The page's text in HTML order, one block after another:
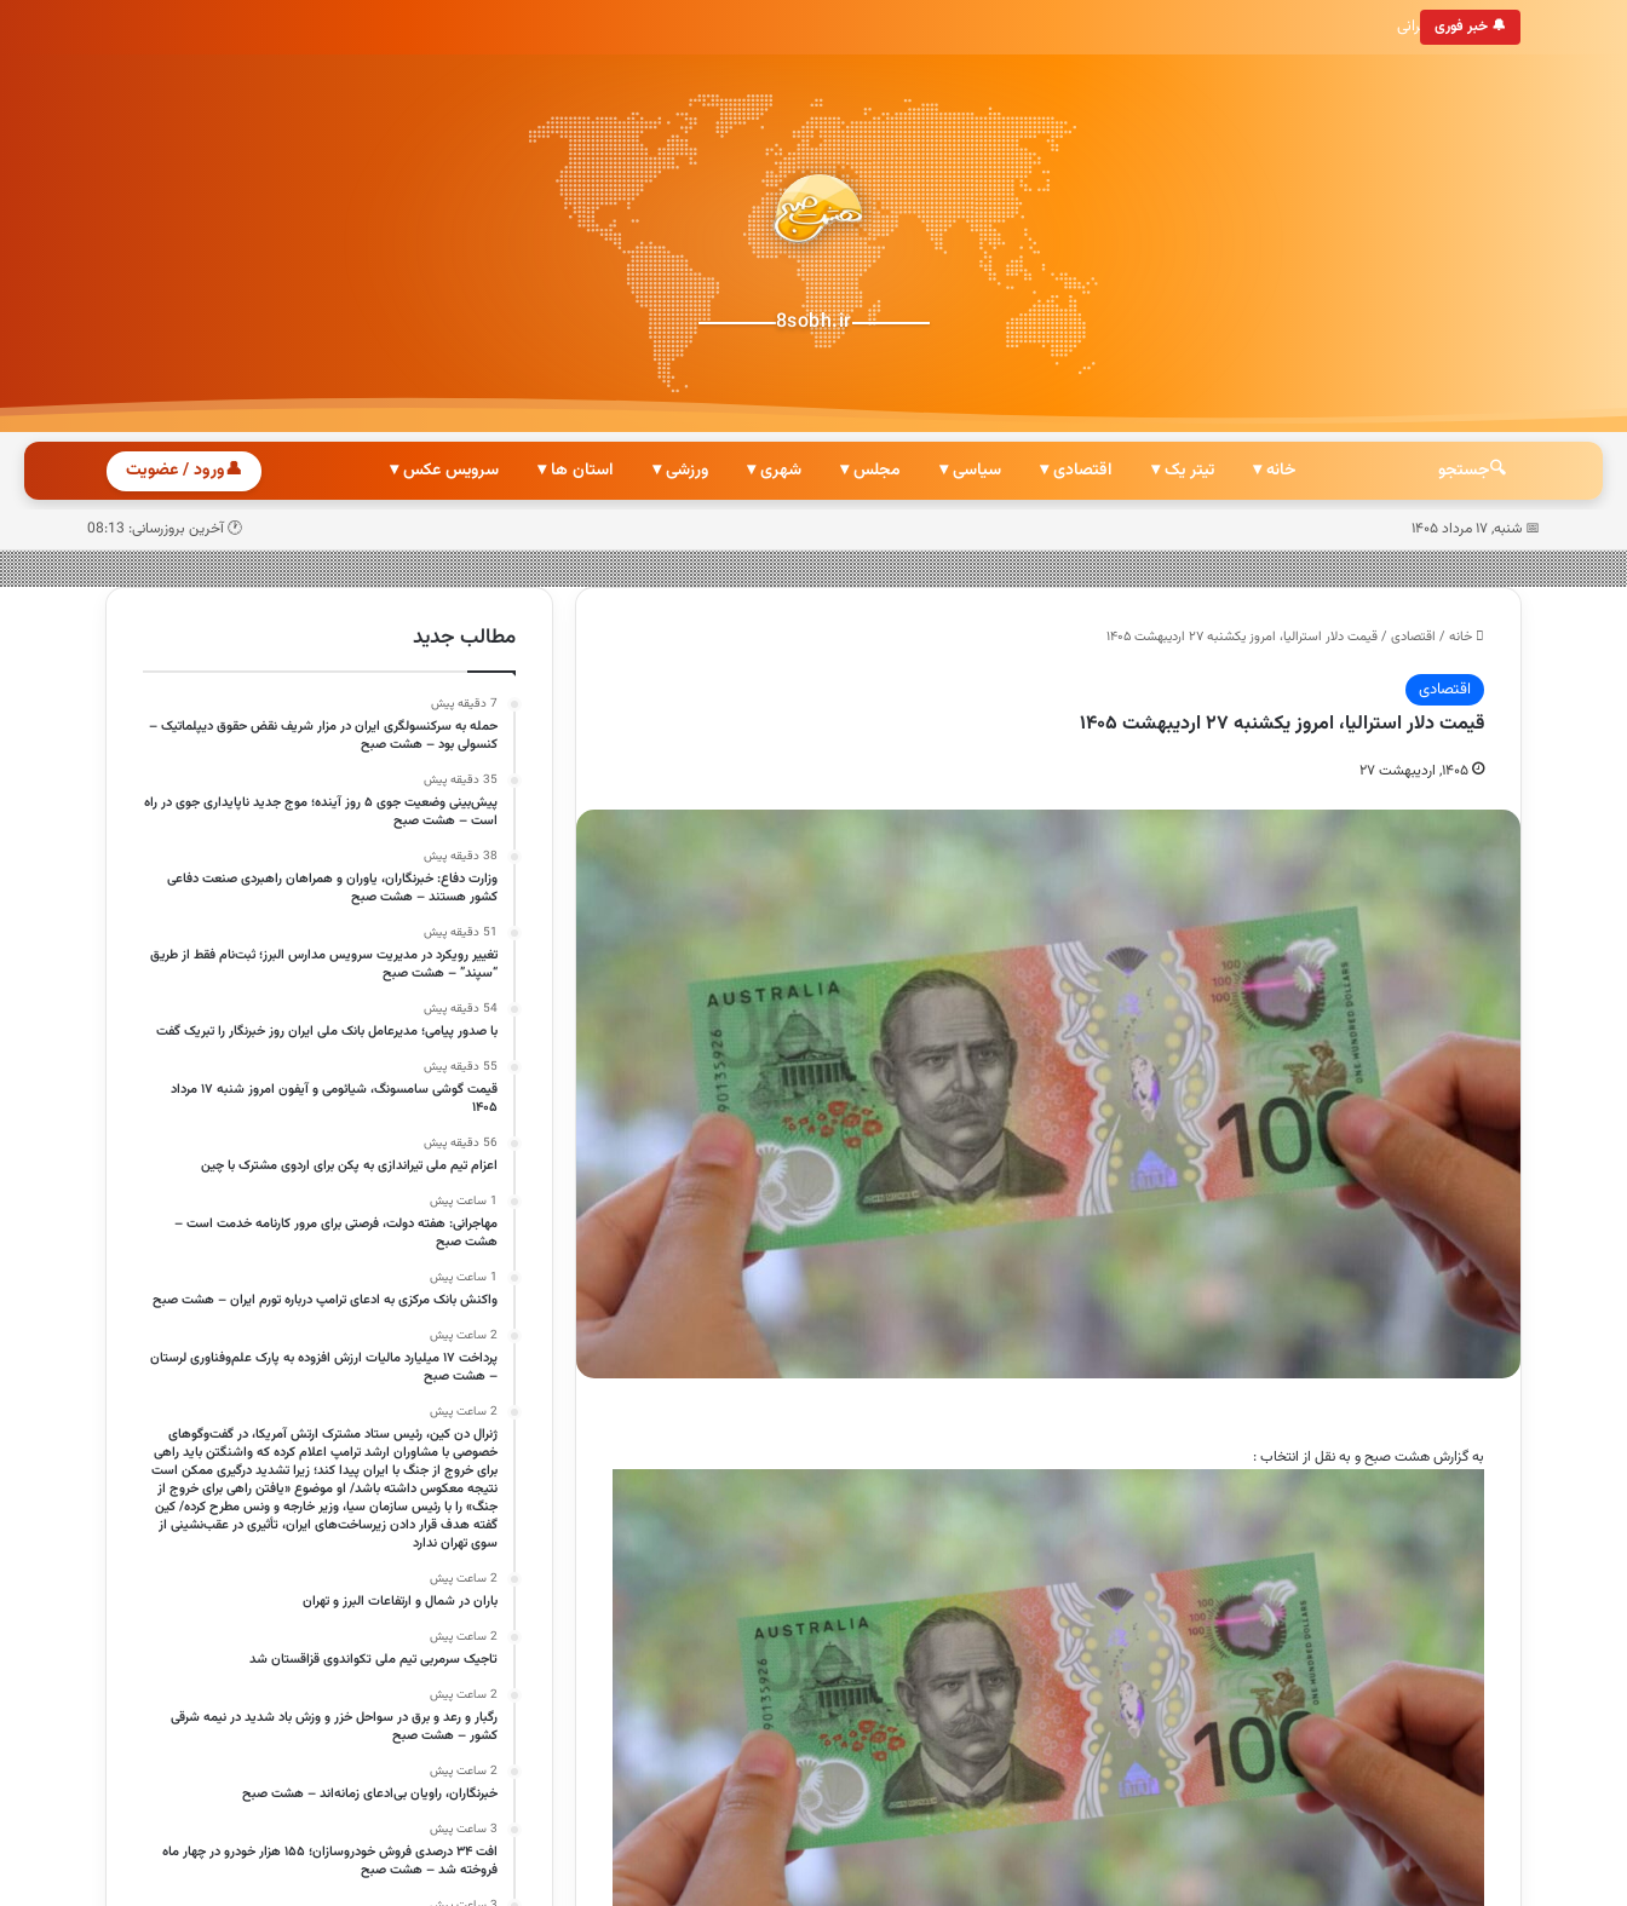
🔔 خبر فوری• به‌روزترین خبرگزاری ایرانی
8sobh.ir
🔍جستجو خانه ▾ تیتر یک ▾ اقتصادی ▾ سیاسی ▾ مجلس ▾ شهری ▾ ورزشی ▾ استان ها ▾ سرویس عکس ▾ 👤ورود / عضویت
📅 شنبه, ۱۷ مرداد ۱۴۰۵ 🕐 آخرین بروزرسانی: 08:13
خانه / اقتصادی /قیمت دلار استرالیا، امروز یکشنبه ۲۷ اردیبهشت ۱۴۰۵
اقتصادی
قیمت دلار استرالیا، امروز یکشنبه ۲۷ اردیبهشت ۱۴۰۵
۱۴۰۵, اردیبهشت ۲۷
به گزارش هشت صبح و به نقل از انتخاب :
مطالب جدید
7 دقیقه پیش
حمله به سرکنسولگری ایران در مزار شریف نقض حقوق دیپلماتیک –
کنسولی بود – هشت صبح
35 دقیقه پیش
پیش‌بینی وضعیت جوی ۵ روز آینده؛ موج جدید ناپایداری جوی در راه
است – هشت صبح
38 دقیقه پیش
وزارت دفاع: خبرنگاران، یاوران و همراهان راهبردی صنعت دفاعی
کشور هستند – هشت صبح
51 دقیقه پیش
تغییر رویکرد در مدیریت سرویس مدارس البرز؛ ثبت‌نام‌ فقط از طریق
“سپند” – هشت صبح
54 دقیقه پیش
با صدور پیامی؛ مدیرعامل بانک ملی ایران روز خبرنگار را تبریک گفت
55 دقیقه پیش
قیمت گوشی سامسونگ، شیائومی و آیفون امروز شنبه ۱۷ مرداد
۱۴۰۵
56 دقیقه پیش
اعزام تیم ملی تیراندازی به پکن برای اردوی مشترک با چین
1 ساعت پیش
مهاجرانی: هفته دولت، فرصتی برای مرور کارنامه خدمت است –
هشت صبح
1 ساعت پیش
واکنش بانک مرکزی به ادعای ترامپ درباره تورم ایران – هشت صبح
2 ساعت پیش
پرداخت ۱۷ میلیارد مالیات ارزش افزوده به پارک علم‌وفناوری لرستان
– هشت صبح
2 ساعت پیش
ژنرال دن کین، رئیس ستاد مشترک ارتش آمریکا، در گفت‌وگوهای
خصوصی با مشاوران ارشد ترامپ اعلام کرده که واشنگتن باید راهی
برای خروج از جنگ با ایران پیدا کند؛ زیرا تشدید درگیری ممکن است
نتیجه معکوس داشته باشد/ او موضوع «یافتن راهی برای خروج از
جنگ» را با رئیس سازمان سیا، وزیر خارجه و ونس مطرح کرده/ کین
گفته هدف قرار دادن زیرساخت‌های ایران، تأثیری در عقب‌نشینی از
سوی تهران ندارد
2 ساعت پیش
باران در شمال و ارتفاعات البرز و تهران
2 ساعت پیش
تاجیک سرمربی تیم ملی تکواندوی قزاقستان شد
2 ساعت پیش
رگبار و رعد و برق در سواحل خزر و وزش باد شدید در نیمه شرقی
کشور – هشت صبح
2 ساعت پیش
خبرنگاران، راویان بی‌ادعای زمانه‌اند – هشت صبح
3 ساعت پیش
افت ۳۴ درصدی فروش خودروسازان؛ ۱۵۵ هزار خودرو در چهار ماه
فروخته شد – هشت صبح